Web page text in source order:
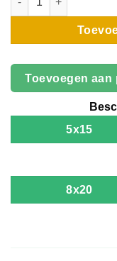
Toevoegen
5x15
8x20